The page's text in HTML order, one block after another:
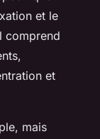
et le
comprend
et
mais